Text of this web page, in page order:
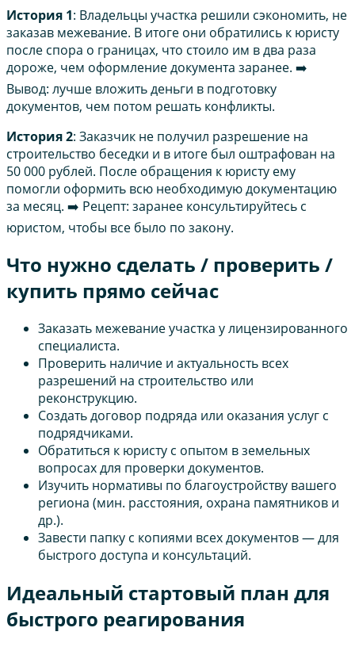
История 1: Владельцы участка решили сэкономить, не
заказав межевание. В итоге они обратились к юристу
после спора о границах, что стоило им в два раза
дороже, чем оформление документа заранее. ➡️
Вывод: лучше вложить деньги в подготовку
документов, чем потом решать конфликты.
История 2: Заказчик не получил разрешение на
строительство беседки и в итоге был оштрафован на
50 000 рублей. После обращения к юристу ему
помогли оформить всю необходимую документацию
за месяц. ➡️ Рецепт: заранее консультируйтесь с
юристом, чтобы все было по закону.
Что нужно сделать / проверить /
купить прямо сейчас
Заказать межевание участка у лицензированного
специалиста.
Проверить наличие и актуальность всех
разрешений на строительство или
реконструкцию.
Создать договор подряда или оказания услуг с
подрядчиками.
Обратиться к юристу с опытом в земельных
вопросах для проверки документов.
Изучить нормативы по благоустройству вашего
региона (мин. расстояния, охрана памятников и
др.).
Завести папку с копиями всех документов — для
быстрого доступа и консультаций.
Идеальный стартовый план для
быстрого реагирования